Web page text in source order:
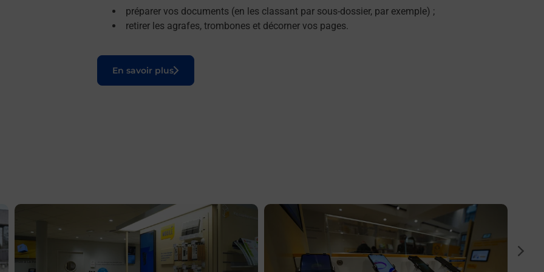
préparer vos documents (en les classant par sous-dossier, par exemple) ;
retirer les agrafes, trombones et décorner vos pages.
En savoir plus
Le lien s'ouvre dans un nouvel onglet
En savoir plus En savoir plus
Vous